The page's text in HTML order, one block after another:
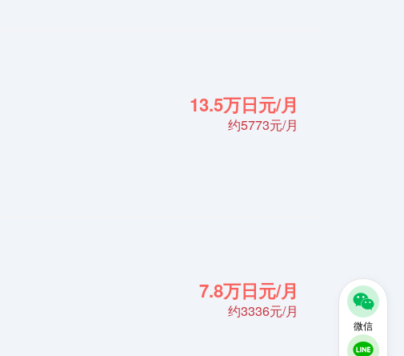
微信
13.5万日元/月
约5773元/月
7.8万日元/月
约3336元/月